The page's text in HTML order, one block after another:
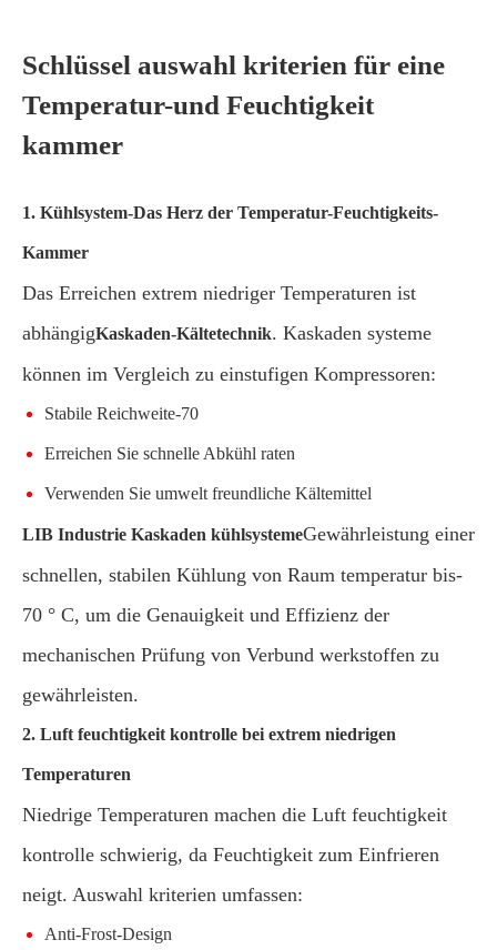
Schlüssel auswahl kriterien für eine
Temperatur-und Feuchtigkeit
kammer
1. Kühlsystem-Das Herz der Temperatur-Feuchtigkeits-
Kammer
Das Erreichen extrem niedriger Temperaturen ist
abhängigKaskaden-Kältetechnik. Kaskaden systeme
können im Vergleich zu einstufigen Kompressoren:
Stabile Reichweite-70
Erreichen Sie schnelle Abkühl raten
Verwenden Sie umwelt freundliche Kältemittel
LIB Industrie Kaskaden kühlsystemeGewährleistung einer
schnellen, stabilen Kühlung von Raum temperatur bis-
70 ° C, um die Genauigkeit und Effizienz der
mechanischen Prüfung von Verbund werkstoffen zu
gewährleisten.
2. Luft feuchtigkeit kontrolle bei extrem niedrigen
Temperaturen
Niedrige Temperaturen machen die Luft feuchtigkeit
kontrolle schwierig, da Feuchtigkeit zum Einfrieren
neigt. Auswahl kriterien umfassen:
Anti-Frost-Design